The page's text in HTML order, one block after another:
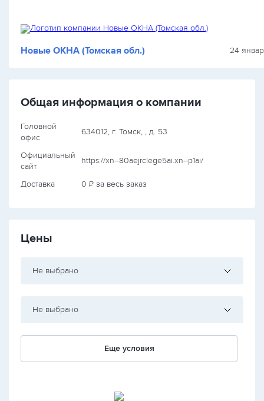
Новые ОКНА (Томская обл.) 24
Общая информация о компании
Головной
офис
634012, г. Томск, , д. 53
Официальный
сайт
https://xn--80aejrclege5ai.xn--p1ai/
Доставка 0 ₽ за весь заказ
Цены
Не выбрано
Не выбрано
Еще условия